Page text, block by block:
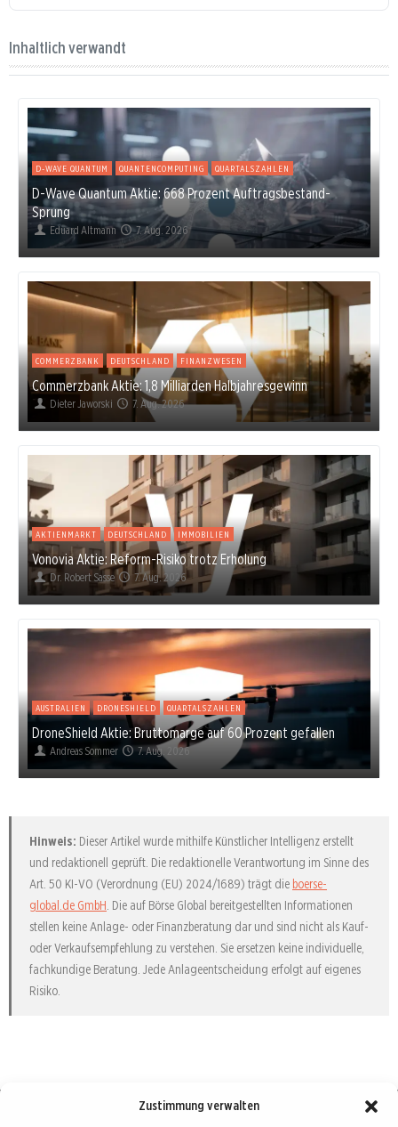
Zustimmung verwalten
Inhaltlich verwandt
D-WAVE QUANTUM QUANTENCOMPUTING QUARTALSZAHLEN
D-Wave Quantum Aktie: 668 Prozent Auftragsbestand-
Sprung
Eduard Altmann 7. Aug. 2026
COMMERZBANK DEUTSCHLAND FINANZWESEN
Commerzbank Aktie: 1,8 Milliarden Halbjahresgewinn
Dieter Jaworski 7. Aug. 2026
AKTIENMARKT DEUTSCHLAND IMMOBILIEN
Vonovia Aktie: Reform-Risiko trotz Erholung
Dr. Robert Sasse 7. Aug. 2026
AUSTRALIEN DRONESHIELD QUARTALSZAHLEN
DroneShield Aktie: Bruttomarge auf 60 Prozent gefallen
Andreas Sommer 7. Aug. 2026
Hinweis: Dieser Artikel wurde mithilfe Künstlicher Intelligenz erstellt
und redaktionell geprüft. Die redaktionelle Verantwortung im Sinne des
Art. 50 KI-VO (Verordnung (EU) 2024/1689) trägt die boerse-
global.de GmbH . Die auf Börse Global bereitgestellten Informationen
stellen keine Anlage- oder Finanzberatung dar und sind nicht als Kauf-
oder Verkaufsempfehlung zu verstehen. Sie ersetzen keine individuelle,
fachkundige Beratung. Jede Anlageentscheidung erfolgt auf eigenes
Risiko.
Börse : lokal, international, global